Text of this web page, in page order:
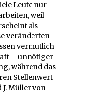
Leute nur
weil
als
veränderten
vermutlich
– unnötiger
während das
Stellenwert
J. Müller von